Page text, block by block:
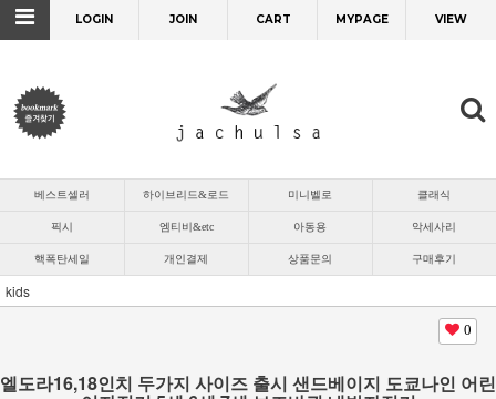
LOGIN JOIN CART MYPAGE VIEW
베스트셀러 하이브리드&로드 미니벨로 클래식
픽시 엠티비&etc 아동용 악세사리
핵폭탄세일 개인결제 상품문의 구매후기
kids
0
엘도라16,18인치 두가지 사이즈 출시 샌드베이지 도쿄나인 어린